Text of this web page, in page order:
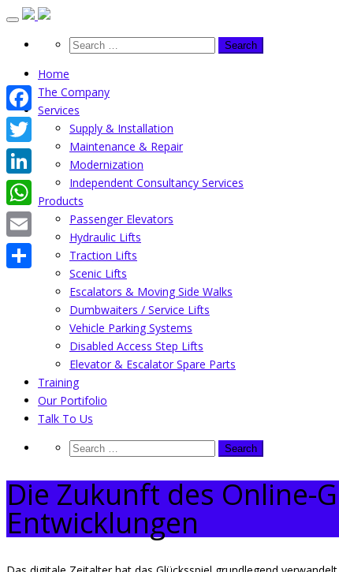
Skip
content
Home
The Company
Services
Supply & Installation
Maintenance & Repair
Modernization
Independent Consultancy Services
Products
Passenger Elevators
Hydraulic Lifts
Traction Lifts
Scenic Lifts
Escalators & Moving Side Walks
Dumbwaiters / Service Lifts
Vehicle Parking Systems
Disabled Access Step Lifts
Elevator & Escalator Spare Parts
Training
Our Portifolio
Talk To Us
Die Zukunft des Online-
Entwicklungen
Facebook
Twitter
LinkedIn
WhatsApp
Email